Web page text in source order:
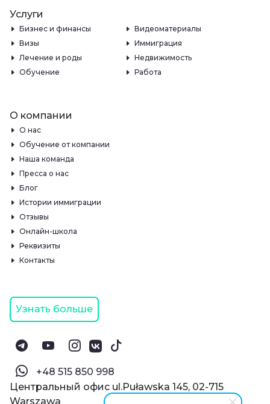
Услуги
Бизнес и финансы
Видеоматериалы
Визы
Иммиграция
Лечение и роды
Недвижимость
Обучение
Работа
О компании
О нас
Обучение от компании
Наша команда
Пресса о нас
Блог
Истории иммиграции
Отзывы
Онлайн-школа
Реквизиты
Контакты
Узнать больше
‪+48 515 850 998‬
Центральный офис ul.Puławska 145, 02-715
Warszawa